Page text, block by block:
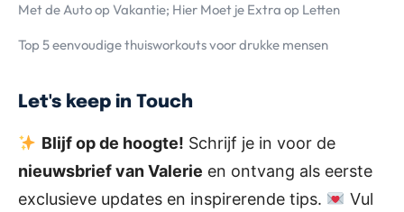
Met de Auto op Vakantie; Hier Moet je Extra op Letten
Top 5 eenvoudige thuisworkouts voor drukke mensen
Let's keep in Touch
Blijf op de hoogte! Schrijf je in voor de
nieuwsbrief van Valerie en ontvang als eerste
exclusieve updates en inspirerende tips.
Vul